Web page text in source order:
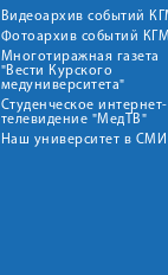
Видеоархив событий
Фотоархив событий
Многотиражная газета
"Вести Курского
медуниверситета"
Студенческое интернет-
телевидение "МедТВ"
Наш университет в СМИ